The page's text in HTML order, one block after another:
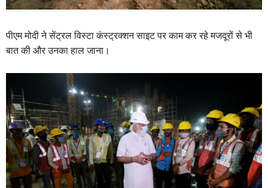
पीएम मोदी ने सेंट्रल विस्टा कंस्ट्रक्शन साइट पर काम कर रहे मजदूरों से भी
बात की और उनका हाल जाना।